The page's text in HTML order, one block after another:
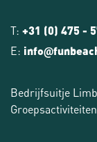
T: +31 (0) 475 -
E: info@
Bedrijfsuitje